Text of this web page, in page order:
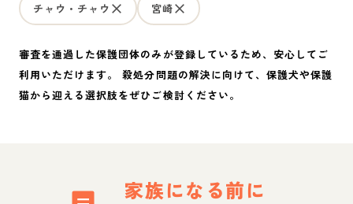
チャウ・チャウ 宮崎
審査を通過した保護団体のみが登録しているため、安心してご
利用いただけます。 殺処分問題の解決に向けて、保護犬や保護
猫から迎える選択肢をぜひご検討ください。
家族になる前に